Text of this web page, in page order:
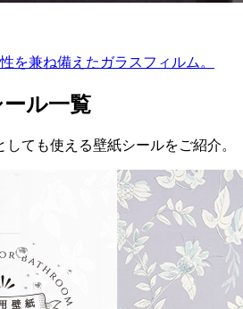
を兼ね備えたガラスフィルム。
ル一覧
ても使える壁紙シールをご紹介。